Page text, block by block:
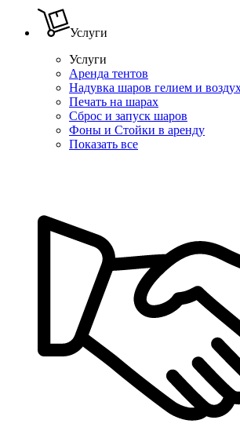
Услуги
Услуги
Аренда тентов
Надувка шаров гелием и
Печать на шарах
Сброс и запуск шаров
Фоны и Стойки в аренду
Показать все